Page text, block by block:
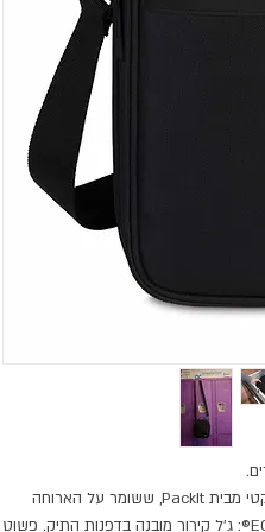
ה-Crossbody Lunch Box הוא תיק אוכל רך וקומפקטי מבית PackIt, ששומר על הארוחה
קרירה במשך שעות באמצעות טכנולוגיית ECOFREEZE®: ג’ל קירור מובנה בדפנות התיק. פשוט